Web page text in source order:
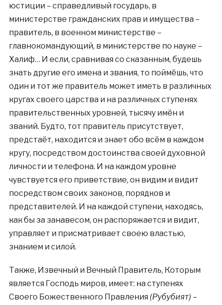
юстиции – справедливый государь, в
министерстве гражданских прав и имущества –
правитель, в военном министерстве –
главнокомандующий, в министерстве по науке –
Халиф… И если, сравнивая со сказанным, будешь
знать другие его имена и звания, то поймёшь, что
один и тот же правитель может иметь в различных
кругах своего царства и на различных ступенях
правительственных уровней, тысячу имён и
званий. Будто, тот правитель присутствует,
предстаёт, находится и знает обо всём в каждом
кругу, посредством достоинства своей духовной
личности и телефона. И на каждом уровне
чувствуется его приветствие, он видим и видит
посредством своих законов, порядков и
представителей. И на каждой ступени, находясь,
как бы за занавесом, он распоряжается и видит,
управляет и присматривает своею властью,
знанием и силой.
Также, Извечный и Вечный Правитель, Которым
является Господь миров, имеет: на ступенях
Своего Божественного Правления (Рубубият) –